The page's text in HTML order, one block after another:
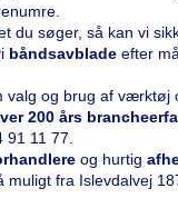
du søger, så kan vi
båndsavblade efter
valg og brug af værktøj
200 års
91 11 77
og hurtig
muligt fra Islevdalvej